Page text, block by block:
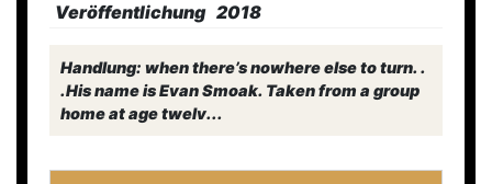
Veröffentlichung 2018
Handlung: when there’s nowhere else to turn. .
.His name is Evan Smoak. Taken from a group
home at age twelv...